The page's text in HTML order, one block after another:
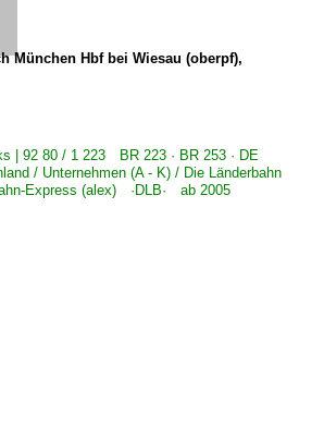
München Hbf bei Wiesau (oberpf),
| 92 80 / 1 223 BR 223 · BR 253 · DE
/ Unternehmen (A - K) / Die Länderbahn
Express (alex) ·DLB· ab 2005